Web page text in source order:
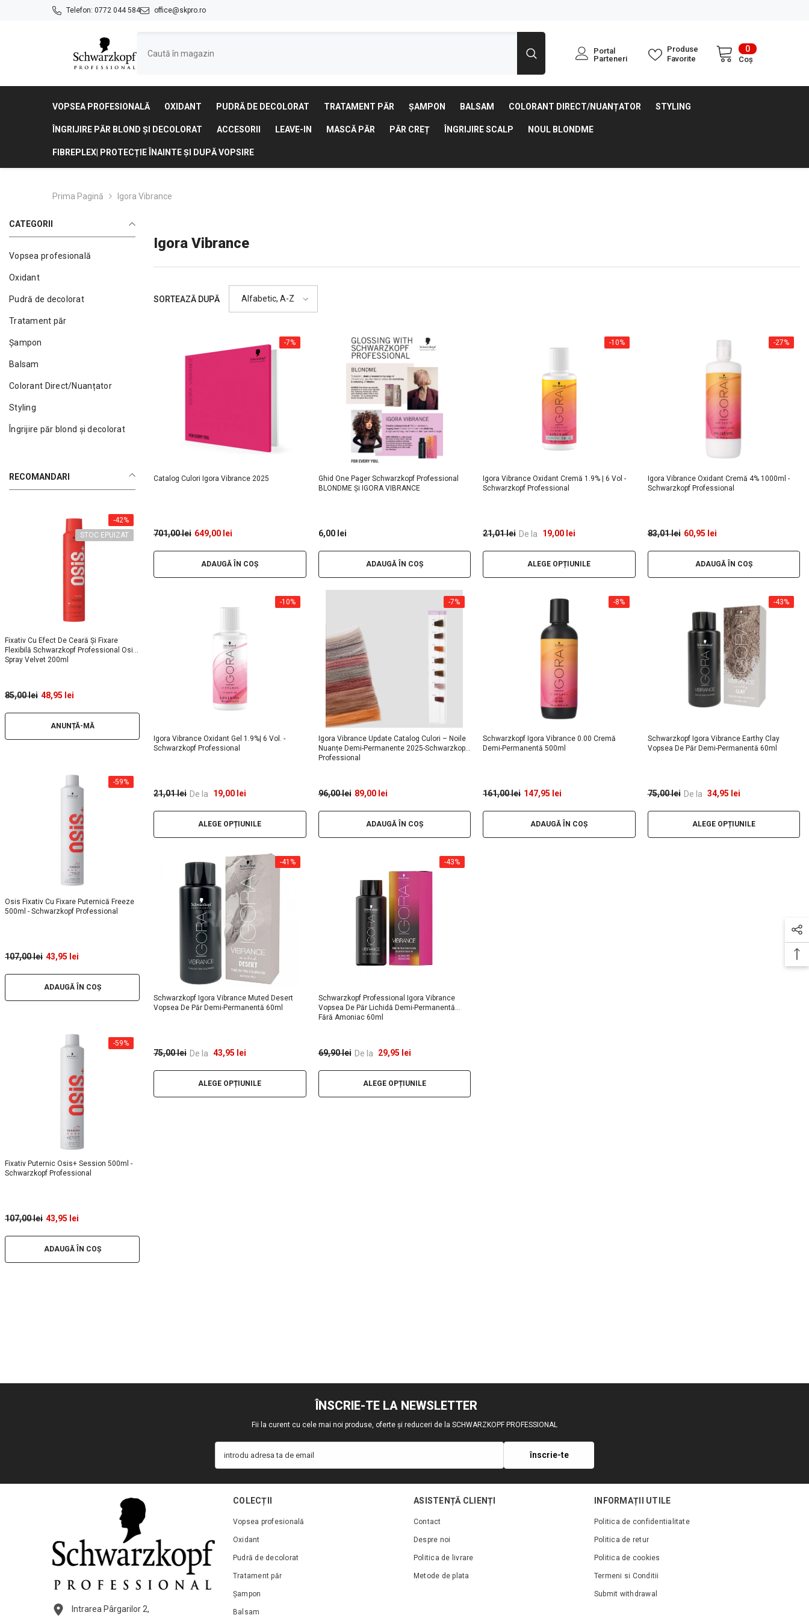
SARI LA CONȚINUT
Telefon: 0772 044 584 office@skpro.ro
00
articole
Coș
Produse
Favorite
Portal
Parteneri
VOPSEA PROFESIONALĂ OXIDANT PUDRĂ DE DECOLORAT TRATAMENT PĂR ȘAMPON BALSAM COLORANT DIRECT/NUANȚATOR STYLING
ÎNGRIJIRE PĂR BLOND ȘI DECOLORAT ACCESORII LEAVE-IN MASCĂ PĂR PĂR CREȚ ÎNGRIJIRE SCALP NOUL BLONDME
FIBREPLEX| PROTECȚIE ÎNAINTE ȘI DUPĂ VOPSIRE
Prima Pagină Igora Vibrance
CATEGORII
Vopsea profesională
Oxidant
Pudră de decolorat
Tratament păr
Șampon
Balsam
Colorant Direct/Nuanțator
Styling
Îngrijire păr blond și decolorat
RECOMANDARI
-42%
STOC EPUIZAT
Fixativ Cu Efect De Ceară Și Fixare
Flexibilă Schwarzkopf Professional Osis
Spray Velvet 200ml
85,00 lei 48,95 lei
ANUNȚĂ-MĂ
-59%
Osis Fixativ Cu Fixare Puternică Freeze
500ml - Schwarzkopf Professional
107,00 lei 43,95 lei
ADAUGĂ ÎN COȘ
-59%
Fixativ Puternic Osis+ Session 500ml -
Schwarzkopf Professional
107,00 lei 43,95 lei
ADAUGĂ ÎN COȘ
Igora Vibrance
SORTEAZĂ DUPĂ Alfabetic, A-Z
-7%
Catalog Culori Igora Vibrance 2025
701,00 lei 649,00 lei
ADAUGĂ ÎN COȘ
Ghid One Pager Schwarzkopf Professional
BLONDME Și IGORA VIBRANCE
6,00 lei
ADAUGĂ ÎN COȘ
-10%
Igora Vibrance Oxidant Cremă 1.9% | 6 Vol -
Schwarzkopf Professional
21,01 lei De la 19,00 lei
ALEGE OPȚIUNILE
-27%
Igora Vibrance Oxidant Cremă 4% 1000ml -
Schwarzkopf Professional
83,01 lei 60,95 lei
ADAUGĂ ÎN COȘ
-10%
Igora Vibrance Oxidant Gel 1.9%| 6 Vol. -
Schwarzkopf Professional
21,01 lei De la 19,00 lei
ALEGE OPȚIUNILE
-7%
Igora Vibrance Update Catalog Culori – Noile
Nuanțe Demi-Permanente 2025-Schwarzkopf
Professional
96,00 lei 89,00 lei
ADAUGĂ ÎN COȘ
-8%
Schwarzkopf Igora Vibrance 0.00 Cremă
Demi-Permanentă 500ml
161,00 lei 147,95 lei
ADAUGĂ ÎN COȘ
-43%
Schwarzkopf Igora Vibrance Earthy Clay
Vopsea De Păr Demi-Permanentă 60ml
75,00 lei De la 34,95 lei
ALEGE OPȚIUNILE
-41%
Schwarzkopf Igora Vibrance Muted Desert
Vopsea De Păr Demi-Permanentă 60ml
75,00 lei De la 43,95 lei
ALEGE OPȚIUNILE
-43%
Schwarzkopf Professional Igora Vibrance
Vopsea De Păr Lichidă Demi-Permanentă
Fără Amoniac 60ml
69,90 lei De la 29,95 lei
ALEGE OPȚIUNILE
ÎNSCRIE-TE LA NEWSLETTER
Fii la curent cu cele mai noi produse, oferte și reduceri de la SCHWARZKOPF PROFESSIONAL
introdu adresa ta de email înscrie-te
Intrarea Pârgarilor 2,
COLECȚII
Vopsea profesională
Oxidant
Pudră de decolorat
Tratament păr
Șampon
Balsam
ASISTENȚĂ CLIENȚI
Contact
Despre noi
Politica de livrare
Metode de plata
INFORMAȚII UTILE
Politica de confidentialitate
Politica de retur
Politica de cookies
Termeni si Conditii
Submit withdrawal